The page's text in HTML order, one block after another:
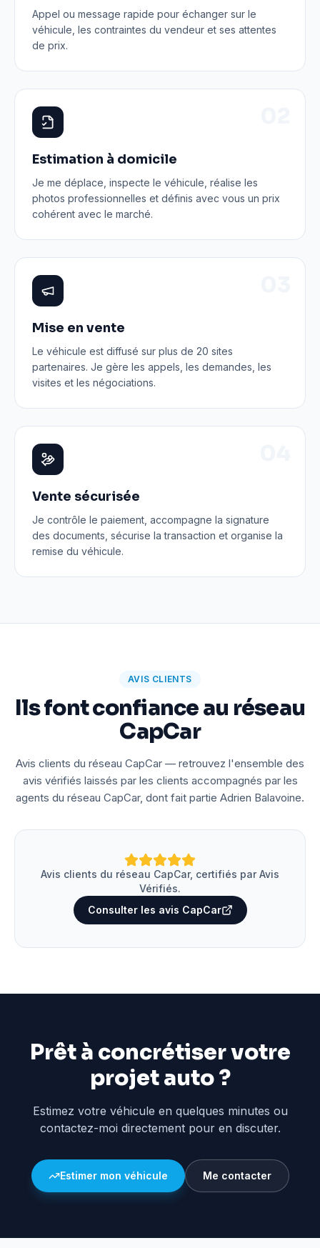
Appel ou message rapide pour échanger sur le
véhicule, les contraintes du vendeur et ses attentes
de prix.
Estimation à domicile
Je me déplace, inspecte le véhicule, réalise les
photos professionnelles et définis avec vous un prix
cohérent avec le marché.
Mise en vente
Le véhicule est diffusé sur plus de 20 sites
partenaires. Je gère les appels, les demandes, les
visites et les négociations.
Vente sécurisée
Je contrôle le paiement, accompagne la signature
des documents, sécurise la transaction et organise la
remise du véhicule.
AVIS CLIENTS
Ils font confiance au réseau
CapCar
Avis clients du réseau CapCar — retrouvez l'ensemble des
avis vérifiés laissés par les clients accompagnés par les
agents du réseau CapCar, dont fait partie Adrien Balavoine.
Avis clients du réseau CapCar, certifiés par Avis
Vérifiés.
Consulter les avis CapCar
Prêt à concrétiser votre
projet auto ?
Estimez votre véhicule en quelques minutes ou
contactez-moi directement pour en discuter.
Estimer mon véhicule Me contacter